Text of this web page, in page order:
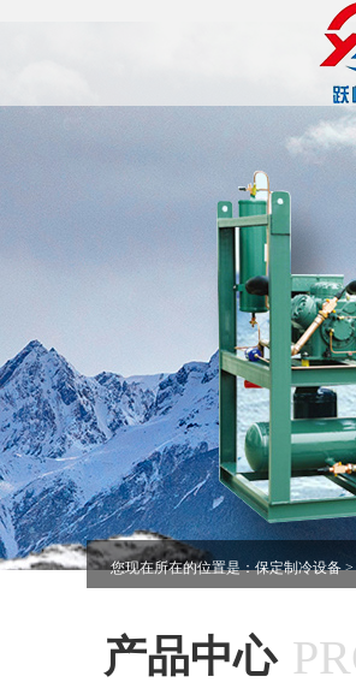
您现在所在的位置是：保定制冷设备>
产品中心